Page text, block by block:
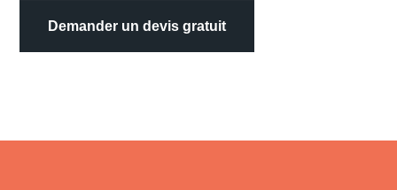
Demander un devis gratuit